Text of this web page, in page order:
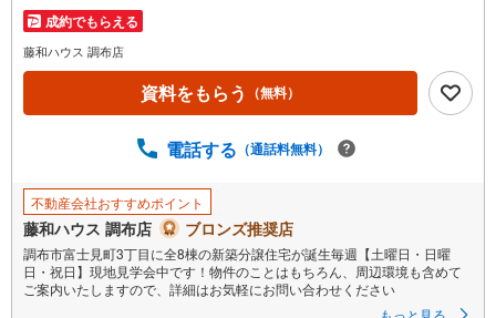
成約でもらえる
藤和ハウス 調布店
資料をもらう （無料）
電話する （通話料無料）
不動産会社おすすめポイント
藤和ハウス 調布店 ブロンズ推奨店
調布市富士見町3丁目に全8棟の新築分譲住宅が誕生毎週【土曜日・日曜
日・祝日】現地見学会中です！物件のことはもちろん、周辺環境も含めて
ご案内いたしますので、詳細はお気軽にお問い合わせください
もっと見る